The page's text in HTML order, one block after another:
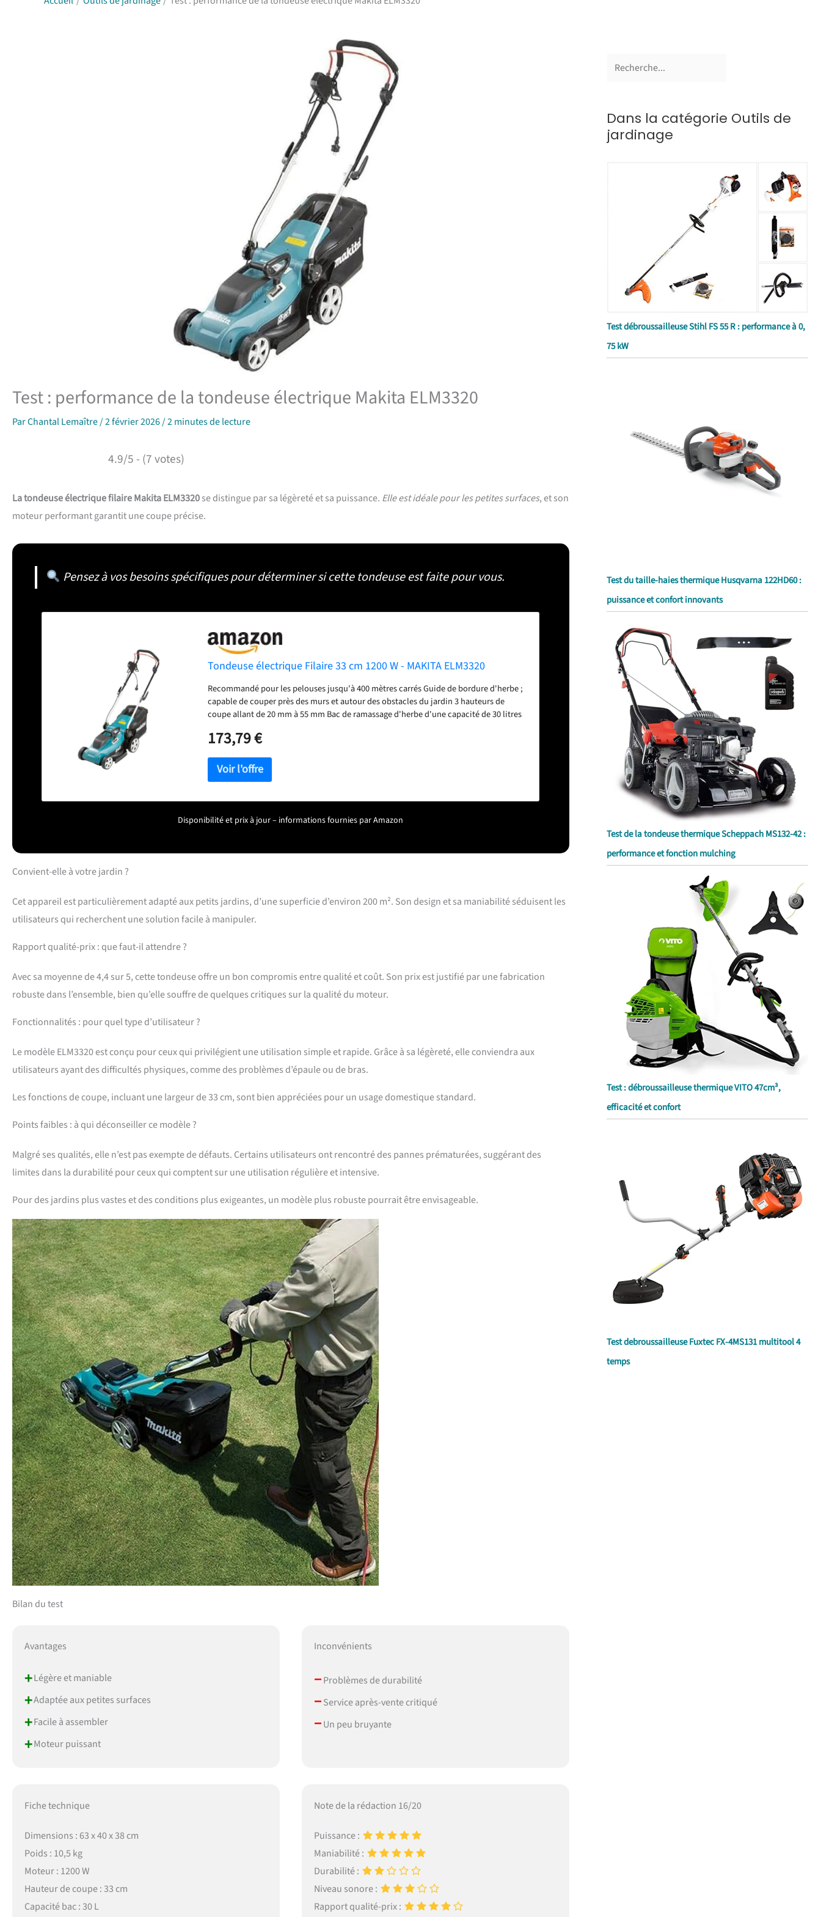
Test : performance de la tondeuse électrique Makita ELM3320
ParChantal Lemaître/2 février 2026/2 minutes de lecture
4.9/5 - (7 votes)
La tondeuse électrique filaire Makita ELM3320se distingue par sa légèreté et sa puissance. Elle est idéale pour les petites surfaces, et son
moteur performant garantit une coupe précise.
Pensez à vos besoins spécifiques pour déterminer si cette tondeuse est faite pour vous.
Tondeuse électrique Filaire 33 cm 1200 W - MAKITA ELM3320
Recommandé pour les pelouses jusqu'à 400 mètres carrés Guide de bordure d'herbe ;
capable de couper près des murs et autour des obstacles du jardin 3 hauteurs de
coupe allant de 20 mm à 55 mm Bac de ramassage d'herbe d'une capacité de 30 litres
173,79 €
Disponibilité et prix à jour – informations fournies par Amazon
Convient-elle à votre jardin ?
Cet appareil est particulièrement adapté aux petits jardins, d’une superficie d’environ 200 m². Son design et sa maniabilité séduisent les
utilisateurs qui recherchent une solution facile à manipuler.
Rapport qualité-prix : que faut-il attendre ?
Avec sa moyenne de 4,4 sur 5, cette tondeuse offre un bon compromis entre qualité et coût. Son prix est justifié par une fabrication
robuste dans l’ensemble, bien qu’elle souffre de quelques critiques sur la qualité du moteur.
Fonctionnalités : pour quel type d’utilisateur ?
Le modèle ELM3320 est conçu pour ceux qui privilégient une utilisation simple et rapide. Grâce à sa légèreté, elle conviendra aux
utilisateurs ayant des difficultés physiques, comme des problèmes d’épaule ou de bras.
Les fonctions de coupe, incluant une largeur de 33 cm, sont bien appréciées pour un usage domestique standard.
Points faibles : à qui déconseiller ce modèle ?
Malgré ses qualités, elle n’est pas exempte de défauts. Certains utilisateurs ont rencontré des pannes prématurées, suggérant des
limites dans la durabilité pour ceux qui comptent sur une utilisation régulière et intensive.
Pour des jardins plus vastes et des conditions plus exigeantes, un modèle plus robuste pourrait être envisageable.
Bilan du test
Avantages
+Légère et maniable
+Adaptée aux petites surfaces
+Facile à assembler
+Moteur puissant
Inconvénients
–Problèmes de durabilité
–Service après-vente critiqué
–Un peu bruyante
Fiche technique
Dimensions : 63 x 40 x 38 cm
Poids : 10,5 kg
Moteur : 1200 W
Hauteur de coupe : 33 cm
Capacité bac : 30 L
Note de la rédaction 16/20
Puissance :
Maniabilité :
Durabilité :
Niveau sonore :
Rapport qualité-prix :
Dans la catégorie Outils de
jardinage
Test débroussailleuse Stihl FS 55 R : performance à 0,
75 kW
Test du taille-haies thermique Husqvarna 122HD60 :
puissance et confort innovants
Test de la tondeuse thermique Scheppach MS132-42 :
performance et fonction mulching
Test : débroussailleuse thermique VITO 47cm³,
efficacité et confort
Test debroussailleuse Fuxtec FX-4MS131 multitool 4
temps